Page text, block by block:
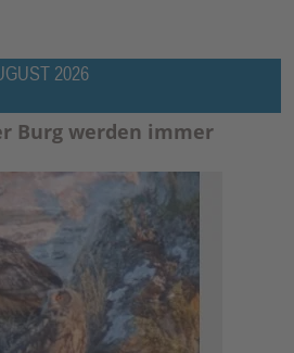
2026
Burg werden immer